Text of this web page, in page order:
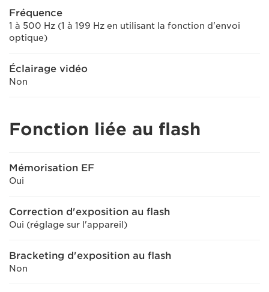
Fréquence
1 à 500 Hz (1 à 199 Hz en utilisant la fonction d'envoi
optique)
Éclairage vidéo
Non
Fonction liée au flash
Mémorisation EF
Oui
Correction d'exposition au flash
Oui (réglage sur l'appareil)
Bracketing d'exposition au flash
Non